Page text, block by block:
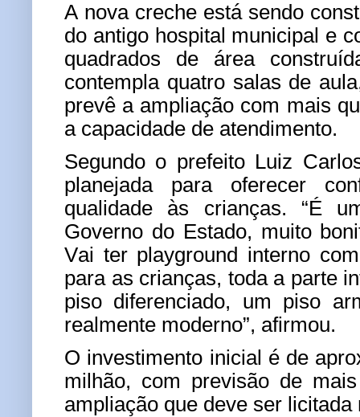
A nova creche está sendo
do antigo hospital municipal e
quadrados de área
contempla quatro salas de
prevê a ampliação com mais
a capacidade de atendimento.
Segundo o prefeito Luiz
planejada para oferecer
qualidade às crianças. “É
Governo do Estado, muito
Vai ter playground interno
para as crianças, toda a parte
piso diferenciado, um piso
realmente moderno”, afirmou.
O investimento inicial é de
milhão, com previsão de
ampliação que deve ser